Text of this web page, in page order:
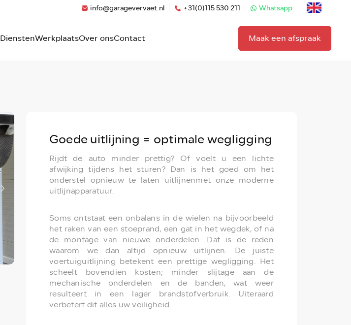
info@garagevervaet.nl +31(0)115 530 211 Whatsapp
DienstenWerkplaatsOver onsContact Maak een afspraak
Goede uitlijning = optimale wegligging
Rijdt de auto minder prettig? Of voelt u een lichte
afwijking tijdens het sturen? Dan is het goed om het
onderstel opnieuw te laten uitlijnenmet onze moderne
uitlijnapparatuur.
Soms ontstaat een onbalans in de wielen na bijvoorbeeld
het raken van een stoeprand, een gat in het wegdek, of na
de montage van nieuwe onderdelen. Dat is de reden
waarom we dan altijd opnieuw uitlijnen. De juiste
voertuiguitlijning betekent een prettige wegligging. Het
scheelt bovendien kosten; minder slijtage aan de
mechanische onderdelen en de banden, wat weer
resulteert in een lager brandstofverbruik. Uiteraard
verbetert dit alles uw veiligheid.